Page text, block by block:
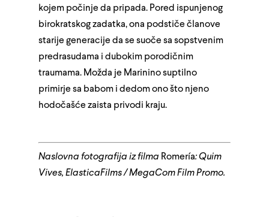
kojem počinje da pripada. Pored ispunjenog
birokratskog zadatka, ona podstiče članove
starije generacije da se suoče sa sopstvenim
predrasudama i dubokim porodičnim
traumama. Možda je Marinino suptilno
primirje sa babom i dedom ono što njeno
hodočašće zaista privodi kraju.
Naslovna fotografija iz filma Romería: Quim
Vives, ElasticaFilms / MegaCom Film Promo.